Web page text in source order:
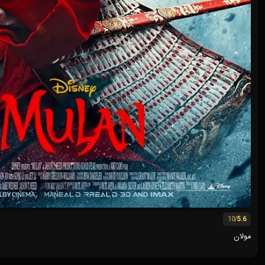
5.6
/10
مولان